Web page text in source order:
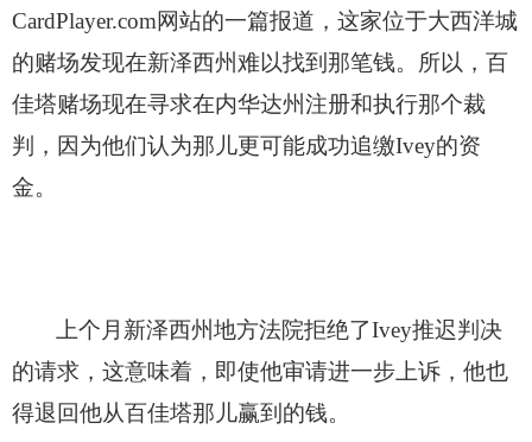
CardPlayer.com网站的一篇报道，这家位于大西洋城
的赌场发现在新泽西州难以找到那笔钱。所以，百
佳塔赌场现在寻求在内华达州注册和执行那个裁
判，因为他们认为那儿更可能成功追缴Ivey的资
金。
上个月新泽西州地方法院拒绝了Ivey推迟判决
的请求，这意味着，即使他审请进一步上诉，他也
得退回他从百佳塔那儿赢到的钱。